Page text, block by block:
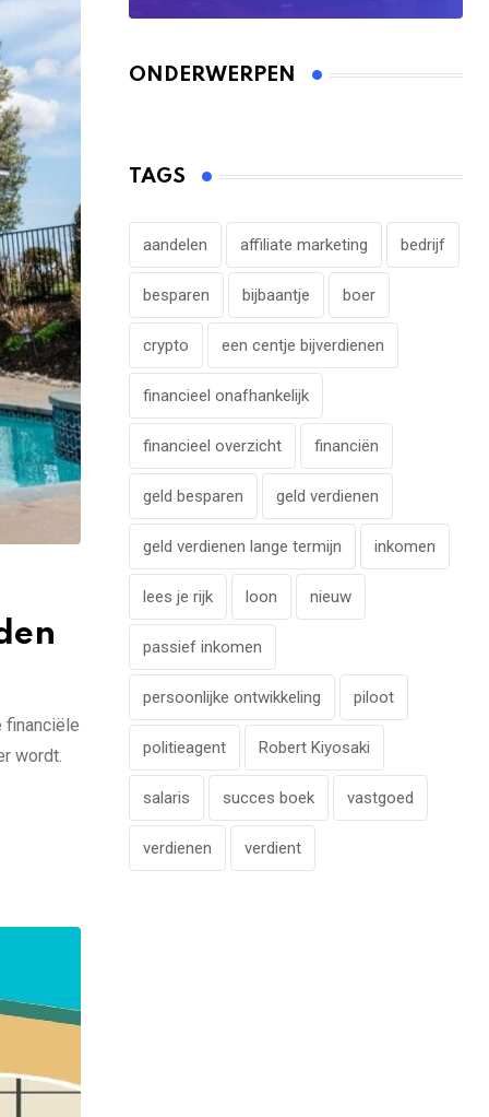
financiële
wordt.
ONDERWERPEN
TAGS
aandelen affiliate marketing bedrijf
besparen bijbaantje boer
crypto een centje bijverdienen
financieel onafhankelijk
financieel overzicht financiën
geld besparen geld verdienen
geld verdienen lange termijn inkomen
lees je rijk loon nieuw
passief inkomen
persoonlijke ontwikkeling piloot
politieagent Robert Kiyosaki
salaris succes boek vastgoed
verdienen verdient